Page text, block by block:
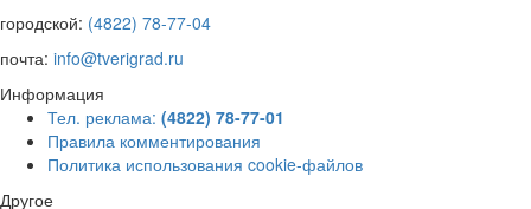
городской: (4822) 78-77-04
почта: info@tverigrad.ru
Информация
Тел. реклама: (4822) 78-77-01
Правила комментирования
Политика использования cookie-файлов
Другое